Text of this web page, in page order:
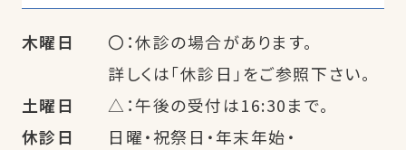
木曜日
〇：休診の場合があります。
詳しくは「休診日」をご参照下さい。
土曜日
△：午後の受付は16:30まで。
休診日
日曜・祝祭日・年末年始・